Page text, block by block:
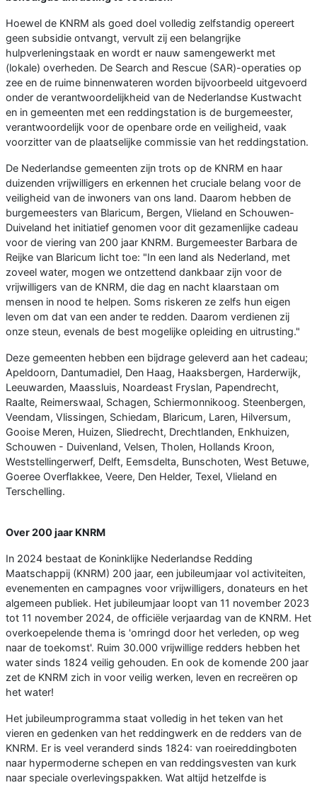
Hoewel de KNRM als goed doel volledig zelfstandig opereert
geen subsidie ontvangt, vervult zij een belangrijke
hulpverleningstaak en wordt er nauw samengewerkt met
(lokale) overheden. De Search and Rescue (SAR)-operaties op
zee en de ruime binnenwateren worden bijvoorbeeld uitgevoerd
onder de verantwoordelijkheid van de Nederlandse Kustwacht
en in gemeenten met een reddingstation is de burgemeester,
verantwoordelijk voor de openbare orde en veiligheid, vaak
voorzitter van de plaatselijke commissie van het reddingstation.
De Nederlandse gemeenten zijn trots op de KNRM en haar
duizenden vrijwilligers en erkennen het cruciale belang voor de
veiligheid van de inwoners van ons land. Daarom hebben de
burgemeesters van Blaricum, Bergen, Vlieland en Schouwen-
Duiveland het initiatief genomen voor dit gezamenlijke cadeau
voor de viering van 200 jaar KNRM. Burgemeester Barbara de
Reijke van Blaricum licht toe: "In een land als Nederland, met
zoveel water, mogen we ontzettend dankbaar zijn voor de
vrijwilligers van de KNRM, die dag en nacht klaarstaan om
mensen in nood te helpen. Soms riskeren ze zelfs hun eigen
leven om dat van een ander te redden. Daarom verdienen zij
onze steun, evenals de best mogelijke opleiding en uitrusting."
Deze gemeenten hebben een bijdrage geleverd aan het cadeau;
Apeldoorn, Dantumadiel, Den Haag, Haaksbergen, Harderwijk,
Leeuwarden, Maassluis, Noardeast Fryslan, Papendrecht,
Raalte, Reimerswaal, Schagen, Schiermonnikoog. Steenbergen,
Veendam, Vlissingen, Schiedam, Blaricum, Laren, Hilversum,
Gooise Meren, Huizen, Sliedrecht, Drechtlanden, Enkhuizen,
Schouwen - Duivenland, Velsen, Tholen, Hollands Kroon,
Weststellingerwerf, Delft, Eemsdelta, Bunschoten, West Betuwe,
Goeree Overflakkee, Veere, Den Helder, Texel, Vlieland en
Terschelling.
Over 200 jaar KNRM
In 2024 bestaat de Koninklijke Nederlandse Redding
Maatschappij (KNRM) 200 jaar, een jubileumjaar vol activiteiten,
evenementen en campagnes voor vrijwilligers, donateurs en het
algemeen publiek. Het jubileumjaar loopt van 11 november 2023
tot 11 november 2024, de officiële verjaardag van de KNRM. Het
overkoepelende thema is 'omringd door het verleden, op weg
naar de toekomst'. Ruim 30.000 vrijwillige redders hebben het
water sinds 1824 veilig gehouden. En ook de komende 200 jaar
zet de KNRM zich in voor veilig werken, leven en recreëren op
het water!
Het jubileumprogramma staat volledig in het teken van het
vieren en gedenken van het reddingwerk en de redders van de
KNRM. Er is veel veranderd sinds 1824: van roeireddingboten
naar hypermoderne schepen en van reddingsvesten van kurk
naar speciale overlevingspakken. Wat altijd hetzelfde is